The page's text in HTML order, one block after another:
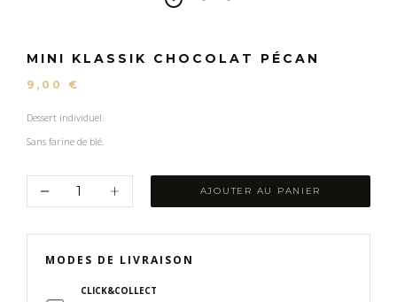
MINI KLASSIK CHOCOLAT PÉCAN
9,00 €
Dessert individuel.
Sans farine de blé.
AJOUTER AU PANIER
MODES DE LIVRAISON
CLICK&COLLECT